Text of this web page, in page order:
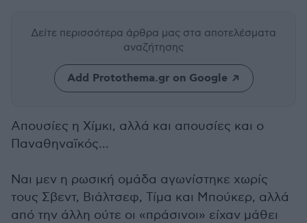
Δείτε περισσότερα άρθρα μας στα αποτελέσματα
αναζήτησης
Add Protothema.gr on Google
Απουσίες η Χίμκι, αλλά και απουσίες και ο
Παναθηναϊκός...
Ναι μεν η ρωσική ομάδα αγωνίστηκε χωρίς
τους Σβεντ, Βιάλτσεφ, Τίμα και Μπούκερ, αλλά
από την άλλη ούτε οι «πράσινοι» είχαν μάθει